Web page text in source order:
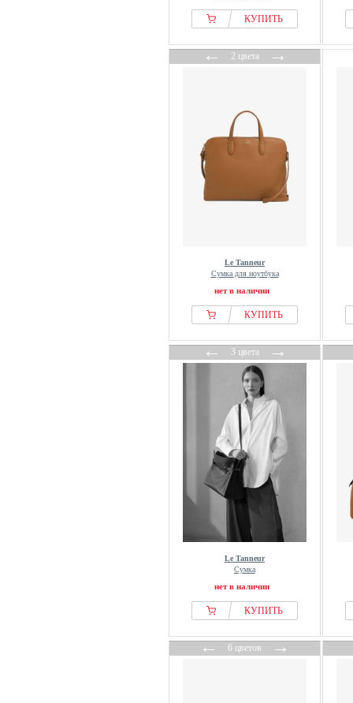
КУПИТЬ
←2 цвета→
Le Tanneur
Сумка для ноутбука
нет в наличии
КУПИТЬ
←3 цвета→
Le Tanneur
Сумка
нет в наличии
КУПИТЬ
←6 цветов→